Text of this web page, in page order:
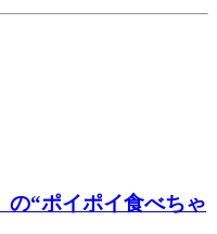
の“ポイポイ食べちゃ